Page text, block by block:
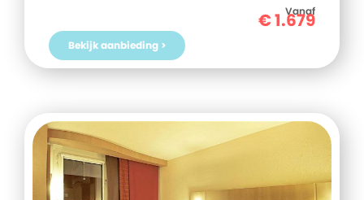
meer informatie! Ben jij toe aan een heerlijke vakantie in Sint
Maarten? Boek jouw vakantie naar Hotel Hilton Vacation
Club Royal Palm St. Maarten vandaag nog!
Vanaf
€1.679
Bekijk aanbieding >